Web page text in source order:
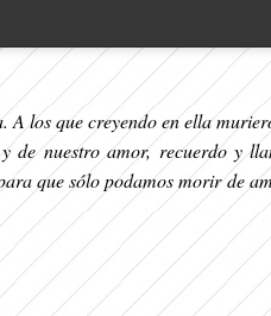
A los que creyendo en ella
de nuestro amor, recuerdo y
que sólo podamos morir de